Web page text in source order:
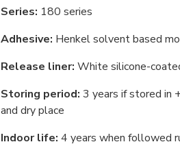
Series: 180 series
Adhesive: Henkel solvent based
Release liner: White silicone-
Storing period: 3 years if stored in
and dry place
Indoor life: 4 years when followed